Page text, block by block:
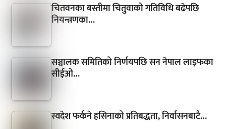
चितवनका बस्तीमा चितुवाको गतिविधि बढेपछि
नियन्त्रणका…
सञ्चालक समितिको निर्णयपछि सन नेपाल लाइफका
सीईओ…
स्वदेश फर्कने हसिनाको प्रतिबद्धता, निर्वासनबाटै…